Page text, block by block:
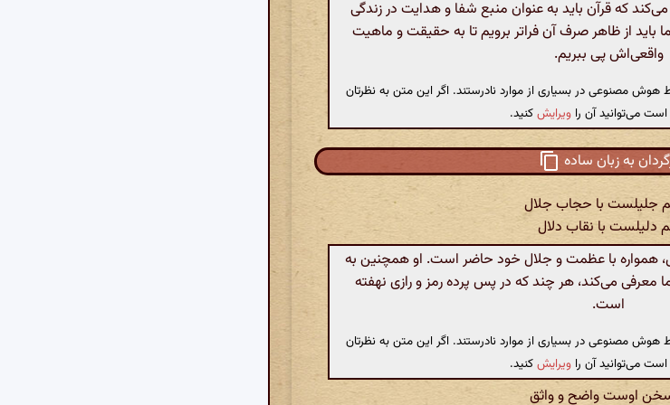
که قرآن باید به عنوان منبع شفا و هدایت در زندگی
باید از ظاهر صرف آن فراتر برویم تا به حقیقت و ماهیت
واقعی‌اش پی ببریم.
مصنوعی در بسیاری از موارد نادرستند. اگر این متن به نظرتان
می‌توانید آن را ویرایشکنید.
به زبان ساده
جلیلست با حجاب جلال
دلیلست با نقاب دلال
همواره با عظمت و جلال خود حاضر است. او همچنین به
معرفی می‌کند، هر چند که در پس پرده‌ رمز و رازی نهفته
است.
هوش مصنوعی در بسیاری از موارد نادرستند. اگر این متن به نظرتان
می‌توانید آن را ویرایشکنید.
اوست واضح و واثق